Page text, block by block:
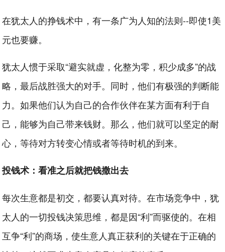
在犹太人的挣钱术中，有一条广为人知的法则--即使1美
元也要赚。
犹太人惯于采取“避实就虚，化整为零，积少成多”的战
略，最后战胜强大的对手。同时，他们有极强的判断能
力。如果他们认为自己的合作伙伴在某方面有利于自
己，能够为自己带来钱财。那么，他们就可以坚定的耐
心，等待对方转变心情或者等待时机的到来。
投钱术：看准之后就把钱撒出去
每次生意都是初交，都要认真对待。在市场竞争中，犹
太人的一切投钱决策思维，都是因“利”而驱使的。在相
互争“利”的商场，使生意人真正获利的关键在于正确的